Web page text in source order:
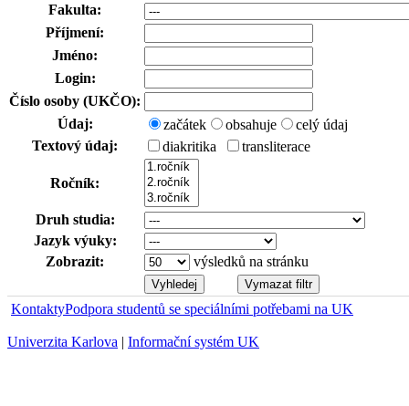
Fakulta:
Příjmení:
Jméno:
Login:
Číslo osoby (UKČO):
Údaj:
začátek obsahuje
celý údaj
Textový údaj:
diakritika transliterace
Ročník:
Druh studia:
Jazyk výuky:
Zobrazit:
výsledků na stránku
KontaktyPodpora studentů se speciálními potřebami na UK
Univerzita Karlova | Informační systém UK